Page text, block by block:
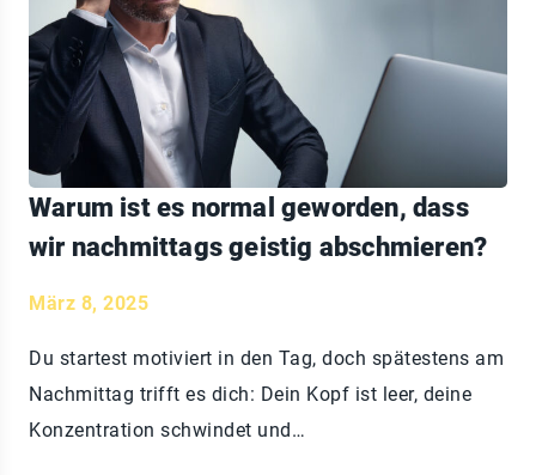
Warum ist es normal geworden, dass
wir nachmittags geistig abschmieren?
März 8, 2025
Du startest motiviert in den Tag, doch spätestens am
Nachmittag trifft es dich: Dein Kopf ist leer, deine
Konzentration schwindet und…